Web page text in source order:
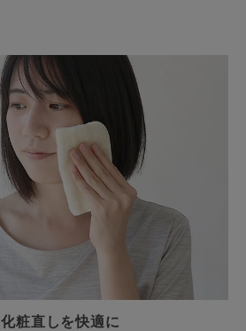
粧直しを快適に